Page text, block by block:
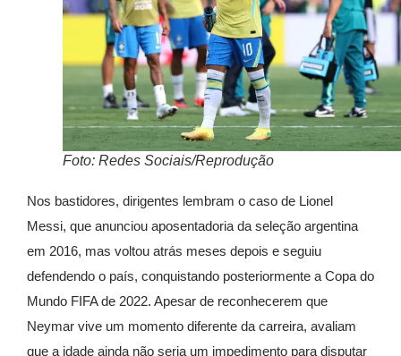
Foto: Redes Sociais/Reprodução
Nos bastidores, dirigentes lembram o caso de Lionel
Messi, que anunciou aposentadoria da seleção argentina
em 2016, mas voltou atrás meses depois e seguiu
defendendo o país, conquistando posteriormente a Copa do
Mundo FIFA de 2022. Apesar de reconhecerem que
Neymar vive um momento diferente da carreira, avaliam
que a idade ainda não seria um impedimento para disputar